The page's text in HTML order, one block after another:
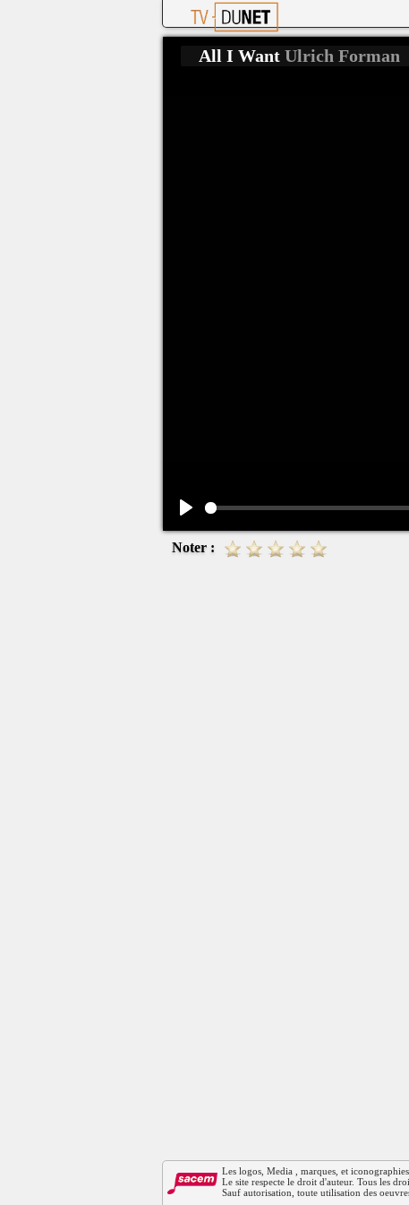
Play
All I Want Ulrich Forman
Noter :
Les logos, Media , marques, et
Le site respecte le droit d'auteur. Tous les
Sauf autorisation, toute utilisation des